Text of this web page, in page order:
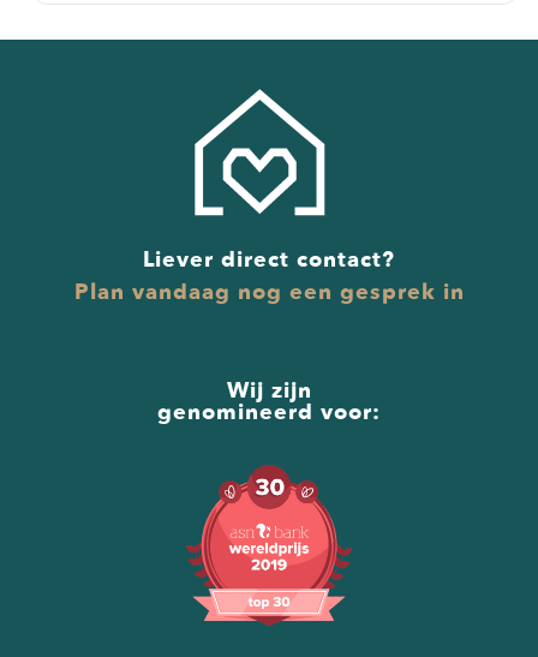
Liever direct contact?
Plan vandaag nog een gesprek in
Wij zijn
genomineerd voor: